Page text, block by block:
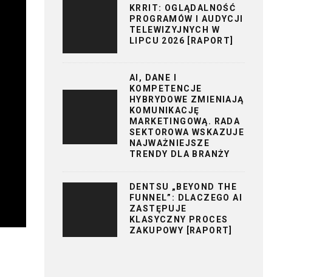
KRRIT: OGLĄDALNOŚĆ
PROGRAMÓW I AUDYCJI
TELEWIZYJNYCH W
LIPCU 2026 [RAPORT]
AI, DANE I
KOMPETENCJE
HYBRYDOWE ZMIENIAJĄ
KOMUNIKACJĘ
MARKETINGOWĄ. RADA
SEKTOROWA WSKAZUJE
NAJWAŻNIEJSZE
TRENDY DLA BRANŻY
DENTSU „BEYOND THE
FUNNEL”: DLACZEGO AI
ZASTĘPUJE
KLASYCZNY PROCES
ZAKUPOWY [RAPORT]